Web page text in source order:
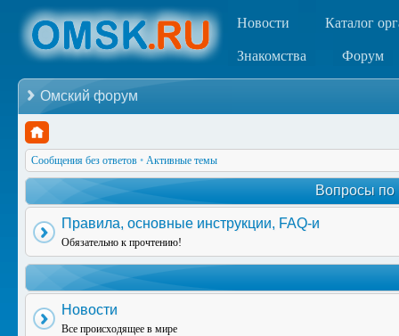
Новости Каталог
Знакомства Форум
Омский форум
Сообщения без ответов • Активные темы
Вопросы по
Правила, основные инструкции, FAQ-и
Обязательно к прочтению!
Новости
Все происходящее в мире